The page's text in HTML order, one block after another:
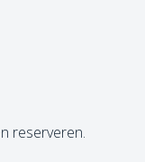
reserveren.